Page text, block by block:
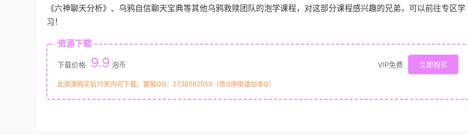
《六神聊天分析》、乌鸦自信聊天宝典等其他乌鸦救赎团队的泡学课程，对这部分课程感兴趣的兄弟，可以前往专区学
习！
资源下载
下载价格 9.9 泡币 VIP免费 立即购买
此资源购买后15天内可下载。客服QQ：2738262055（原Q停用请加本Q）